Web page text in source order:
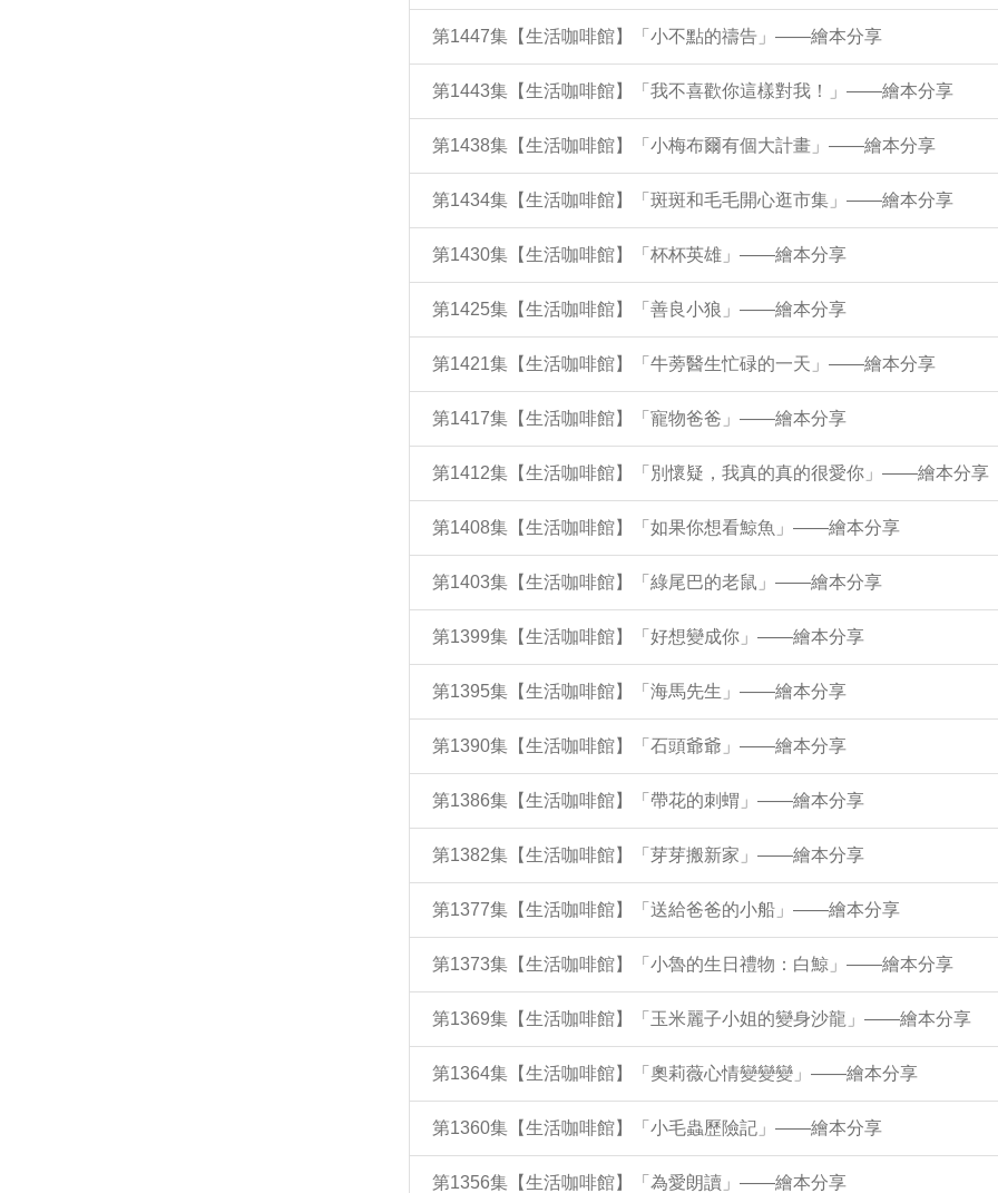
第1447集【生活咖啡館】「小不點的禱告」——繪本分享
第1443集【生活咖啡館】「我不喜歡你這樣對我！」——繪本分享
第1438集【生活咖啡館】「小梅布爾有個大計畫」——繪本分享
第1434集【生活咖啡館】「斑斑和毛毛開心逛市集」——繪本分享
第1430集【生活咖啡館】「杯杯英雄」——繪本分享
第1425集【生活咖啡館】「善良小狼」——繪本分享
第1421集【生活咖啡館】「牛蒡醫生忙碌的一天」——繪本分享
第1417集【生活咖啡館】「寵物爸爸」——繪本分享
第1412集【生活咖啡館】「別懷疑，我真的真的很愛你」——繪本分享
第1408集【生活咖啡館】「如果你想看鯨魚」——繪本分享
第1403集【生活咖啡館】「綠尾巴的老鼠」——繪本分享
第1399集【生活咖啡館】「好想變成你」——繪本分享
第1395集【生活咖啡館】「海馬先生」——繪本分享
第1390集【生活咖啡館】「石頭爺爺」——繪本分享
第1386集【生活咖啡館】「帶花的刺蝟」——繪本分享
第1382集【生活咖啡館】「芽芽搬新家」——繪本分享
第1377集【生活咖啡館】「送給爸爸的小船」——繪本分享
第1373集【生活咖啡館】「小魯的生日禮物：白鯨」——繪本分享
第1369集【生活咖啡館】「玉米麗子小姐的變身沙龍」——繪本分享
第1364集【生活咖啡館】「奧莉薇心情變變變」——繪本分享
第1360集【生活咖啡館】「小毛蟲歷險記」——繪本分享
第1356集【生活咖啡館】「為愛朗讀」——繪本分享